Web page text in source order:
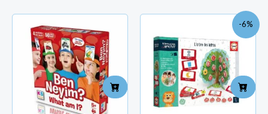
-6%
initial
était :
TND
83.000.
Le
prix